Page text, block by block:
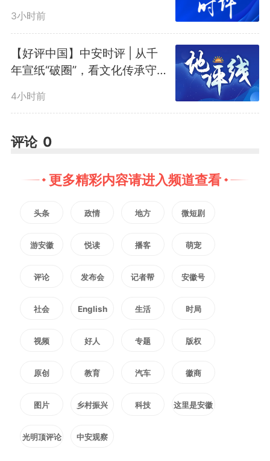
我国南北方均有多雨区，北方洪涝
偏重，局地极端暴雨洪水偏多，有
较强台风北上影响内陆。目前，台
风“美莎克”残留云系仍在持续影响
广西等地，台风“巴威”11日前后可
区并可能北上。台风登陆强度大、
携带水汽足、致灾风险高。越是面
对复杂局面，越要树牢底线思维、
极限思维。具体到各地，唯有把困
难估计得更充分一些，把风险思考
得更深入一些，把应对措施准备得
更周全一些，才能以主动作为的确
3小时前
【好评中国】中安时评 | 从千
年宣纸“破圈”，看文化传承守正
4小时前
评论 0
更多精彩内容请进入频道查看
头条 政情 地方 微短剧
游安徽 悦读 播客 萌宠
评论 发布会 记者帮 安徽号
社会 English 生活 时局
视频 好人 专题 版权
原创 教育 汽车 徽商
图片 乡村振兴 科技 这里是安徽
光明顶评论 中安观察